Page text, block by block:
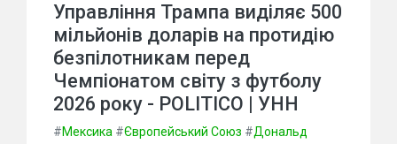
Управління Трампа виділяє 500
мільйонів доларів на протидію
безпілотникам перед
Чемпіонатом світу з футболу
2026 року - POLITICO | УНН
#Мексика #Європейський Союз #Дональд